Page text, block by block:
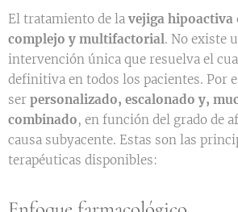
El tratamiento de la vejiga hipoactiva
complejo y multifactorial. No existe
intervención única que resuelva el
definitiva en todos los pacientes. Por
ser personalizado, escalonado y,
combinado, en función del grado de
causa subyacente. Estas son las
terapéuticas disponibles: